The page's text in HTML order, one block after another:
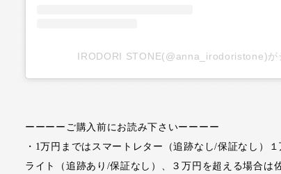
IRODORI STONE(@anna_irodoristone)が
ーーーーご購入前にお読み下さいーーーー
・1万円まではスマートレター（追跡なし/保証なし）
ライト（追跡あり/保証なし）、３万円を超える場合は